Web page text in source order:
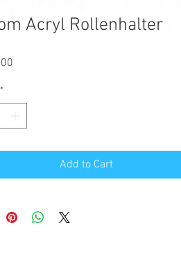
Acryl Rollenhalter
*
Add to Cart